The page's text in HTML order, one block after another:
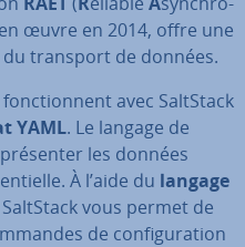
œuvre en 2014, offre une
transport de données.
avec SaltStack
YAML. Le langage de
les données
À l’aide du langage
SaltStack vous permet de
de con­fi­gu­ra­tion